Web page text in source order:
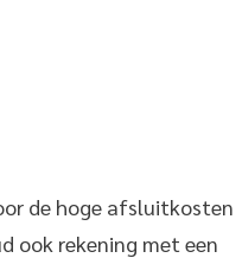
de hoge afsluitkosten
ook rekening met een